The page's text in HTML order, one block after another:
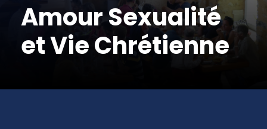
Amour Sexualité
et Vie Chrétienne